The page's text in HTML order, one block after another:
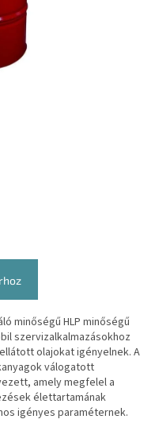
minőségű HLP minőségű
szervizalkalmazásokhoz
olajokat igényelnek. A
válogatott
amely megfelel a
élettartamának
igényes paraméternek.